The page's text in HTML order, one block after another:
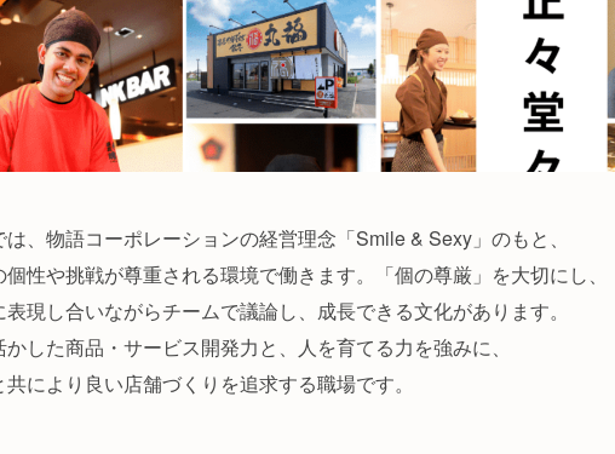
、物語コーポレーションの経営理念「Smile & Sexy」のもと、
性や挑戦が尊重される環境で働きます。「個の尊厳」を大切にし、
現し合いながらチームで議論し、成長できる文化があります。
した商品・サービス開発力と、人を育てる力を強みに、
により良い店舗づくりを追求する職場です。